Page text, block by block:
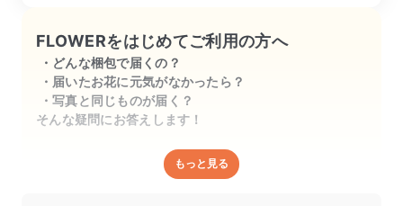
FLOWERをはじめてご利用の方へ
どんな梱包で届くの？
届いたお花に元気がなかったら？
写真と同じものが届く？
そんな疑問にお答えします！
どんな梱包で届くの？
もっと見る